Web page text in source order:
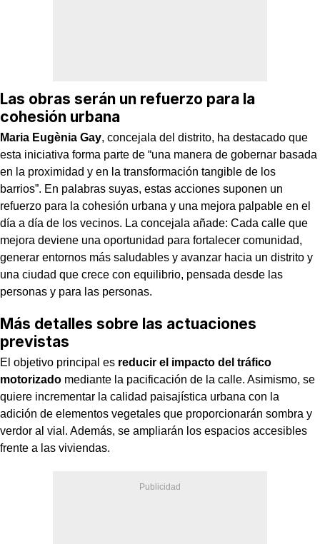
Las obras serán un refuerzo para la
cohesión urbana
Maria Eugènia Gay, concejala del distrito, ha destacado que
esta iniciativa forma parte de “una manera de gobernar basada
en la proximidad y en la transformación tangible de los
barrios”. En palabras suyas, estas acciones suponen un
refuerzo para la cohesión urbana y una mejora palpable en el
día a día de los vecinos. La concejala añade: Cada calle que
mejora deviene una oportunidad para fortalecer comunidad,
generar entornos más saludables y avanzar hacia un distrito y
una ciudad que crece con equilibrio, pensada desde las
personas y para las personas.
Más detalles sobre las actuaciones
previstas
El objetivo principal es reducir el impacto del tráfico
motorizado mediante la pacificación de la calle. Asimismo, se
quiere incrementar la calidad paisajística urbana con la
adición de elementos vegetales que proporcionarán sombra y
verdor al vial. Además, se ampliarán los espacios accesibles
frente a las viviendas.